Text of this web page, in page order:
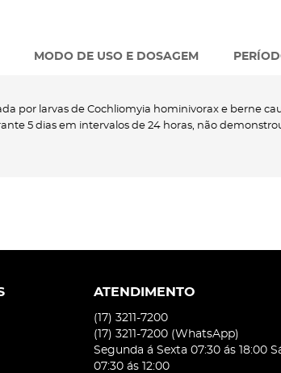
MODO DE USO E DOSAGEM
por larvas de Cochliomyia hominivorax e berne
5 dias em intervalos de 24 horas, não
ATENDIMENTO
(17) 3211-7200
(17) 3211-7200 (WhatsApp)
Segunda á Sexta 07:30 ás 18:00
07:30 ás 12:00